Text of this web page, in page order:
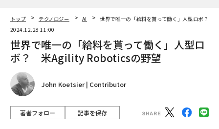
トップ テクノロジー AI
世界で唯一の「給料を貰って働く」人型ロボ？
2024.12.28 11:00
世界で唯一の「給料を貰って働く」人型ロ
ボ？ 米Agility Roboticsの野望
John Koetsier | Contributor
著者フォロー 記事を保存